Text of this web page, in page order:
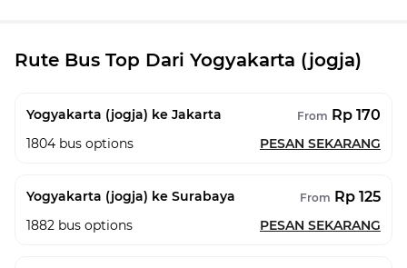
Rute Bus Top Dari Yogyakarta (jogja)
Yogyakarta (jogja) ke Jakarta From Rp 170
1804 bus options PESAN SEKARANG
Yogyakarta (jogja) ke Surabaya From Rp 125
1882 bus options PESAN SEKARANG